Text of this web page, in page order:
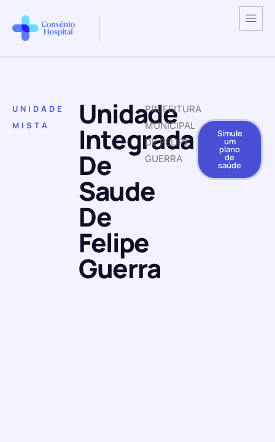
UNIDADE
MISTA
Unidade
Integrada
De
Saude
De
Felipe
Guerra
PREFEITURA
MUNICIPAL
DE FELIPE
GUERRA
Simule
um
plano
de
saúde